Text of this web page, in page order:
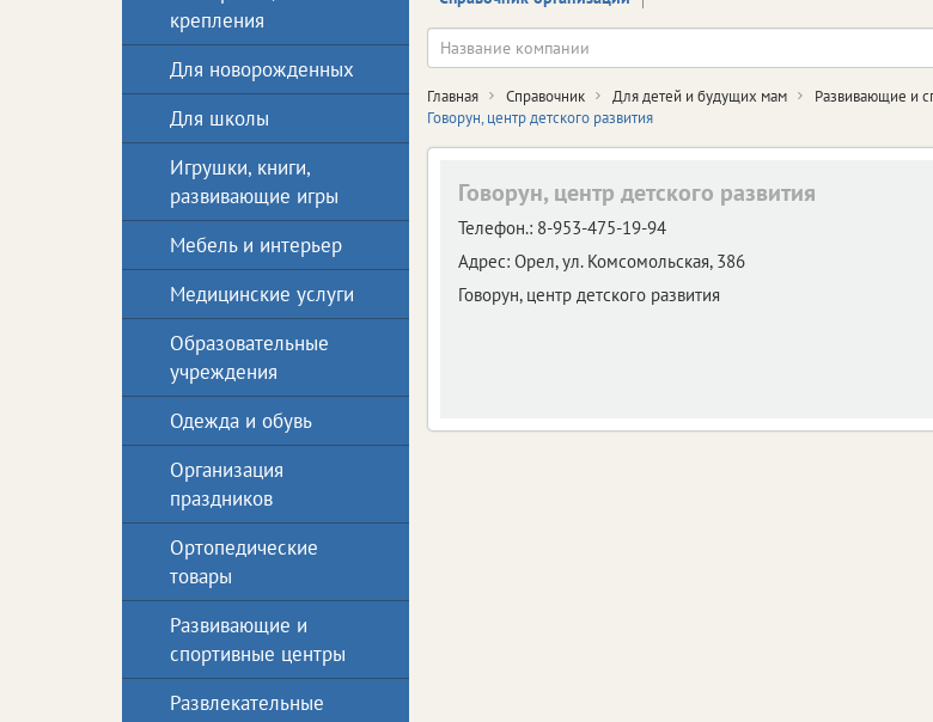
Главная Справочник Для детей и будущих мам Развивающие и
Говорун, центр детского развития
Говорун, центр детского развития
Телефон.: 8-953-475-19-94
Адрес: Орел,ул. Комсомольская, 386
Говорун, центр детского развития
крепления
Для новорожденных
Для школы
Игрушки, книги,
развивающие игры
Мебель и интерьер
Медицинские услуги
Образовательные
учреждения
Одежда и обувь
Организация
праздников
Ортопедические
товары
Развивающие и
спортивные центры
Развлекательные